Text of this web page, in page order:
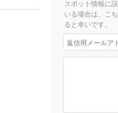
スポット情報に
いる場合は、こ
ると幸いです。